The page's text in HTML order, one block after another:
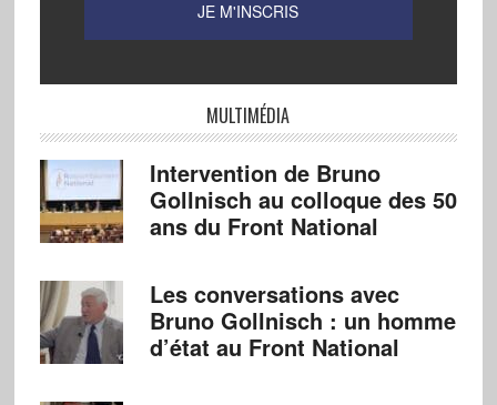
MULTIMÉDIA
Intervention de Bruno
Gollnisch au colloque des 50
ans du Front National
Les conversations avec
Bruno Gollnisch : un homme
d’état au Front National